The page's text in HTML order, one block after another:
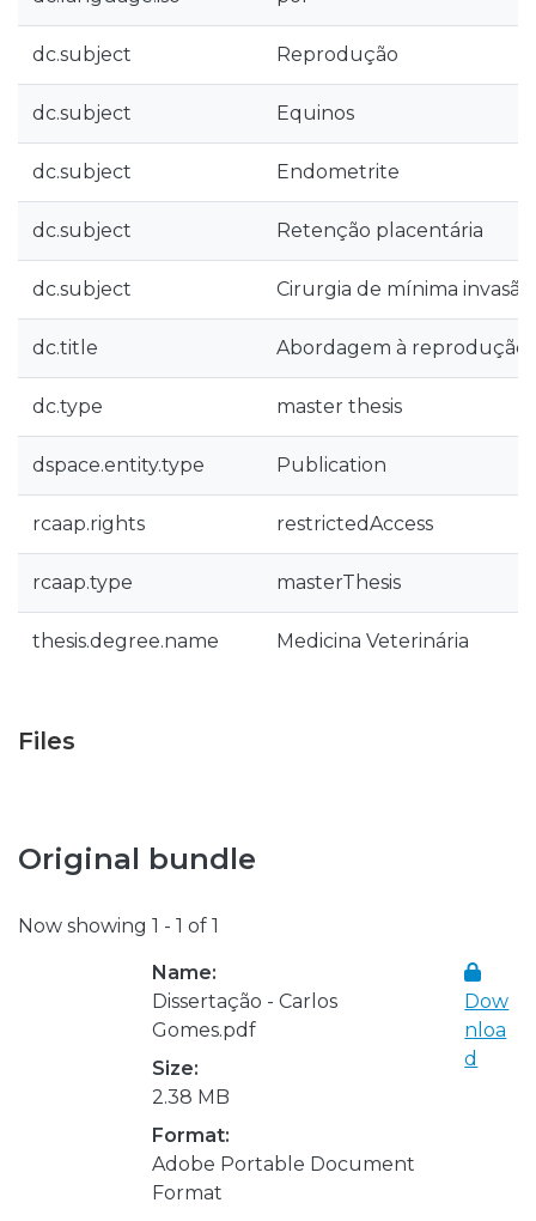
dc.subject Reprodução
dc.subject Equinos
dc.subject Endometrite
dc.subject Retenção placentária
dc.subject Cirurgia de mínima
dc.title Abordagem à reprodução
dc.type master thesis
dspace.entity.type Publication
rcaap.rights restrictedAccess
rcaap.type masterThesis
thesis.degree.name Medicina Veterinária
Files
Original bundle
Now showing 1 - 1 of 1
Name:
Dissertação - Carlos
Gomes.pdf
Size:
2.38 MB
Format:
Adobe Portable Document
Format
Dow
nloa
d